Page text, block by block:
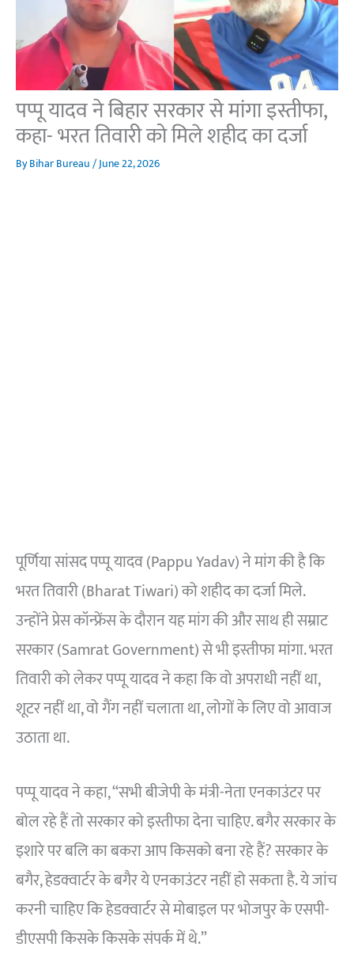
पप्पू यादव ने बिहार सरकार से मांगा इस्तीफा,
कहा- भरत तिवारी को मिले शहीद का दर्जा
ByBihar Bureau/June 22, 2026
पूर्णिया सांसद पप्पू यादव (Pappu Yadav) ने मांग की है कि
भरत तिवारी (Bharat Tiwari) को शहीद का दर्जा मिले.
उन्होंने प्रेस कॉन्फ्रेंस के दौरान यह मांग की और साथ ही सम्राट
सरकार (Samrat Government) से भी इस्तीफा मांगा. भरत
तिवारी को लेकर पप्पू यादव ने कहा कि वो अपराधी नहीं था,
शूटर नहीं था, वो गैंग नहीं चलाता था, लोगों के लिए वो आवाज
उठाता था.
पप्पू यादव ने कहा, “सभी बीजेपी के मंत्री-नेता एनकाउंटर पर
बोल रहे हैं तो सरकार को इस्तीफा देना चाहिए. बगैर सरकार के
इशारे पर बलि का बकरा आप किसको बना रहे हैं? सरकार के
बगैर, हेडक्वार्टर के बगैर ये एनकाउंटर नहीं हो सकता है. ये जांच
करनी चाहिए कि हेडक्वार्टर से मोबाइल पर भोजपुर के एसपी-
डीएसपी किसके किसके संपर्क में थे.”